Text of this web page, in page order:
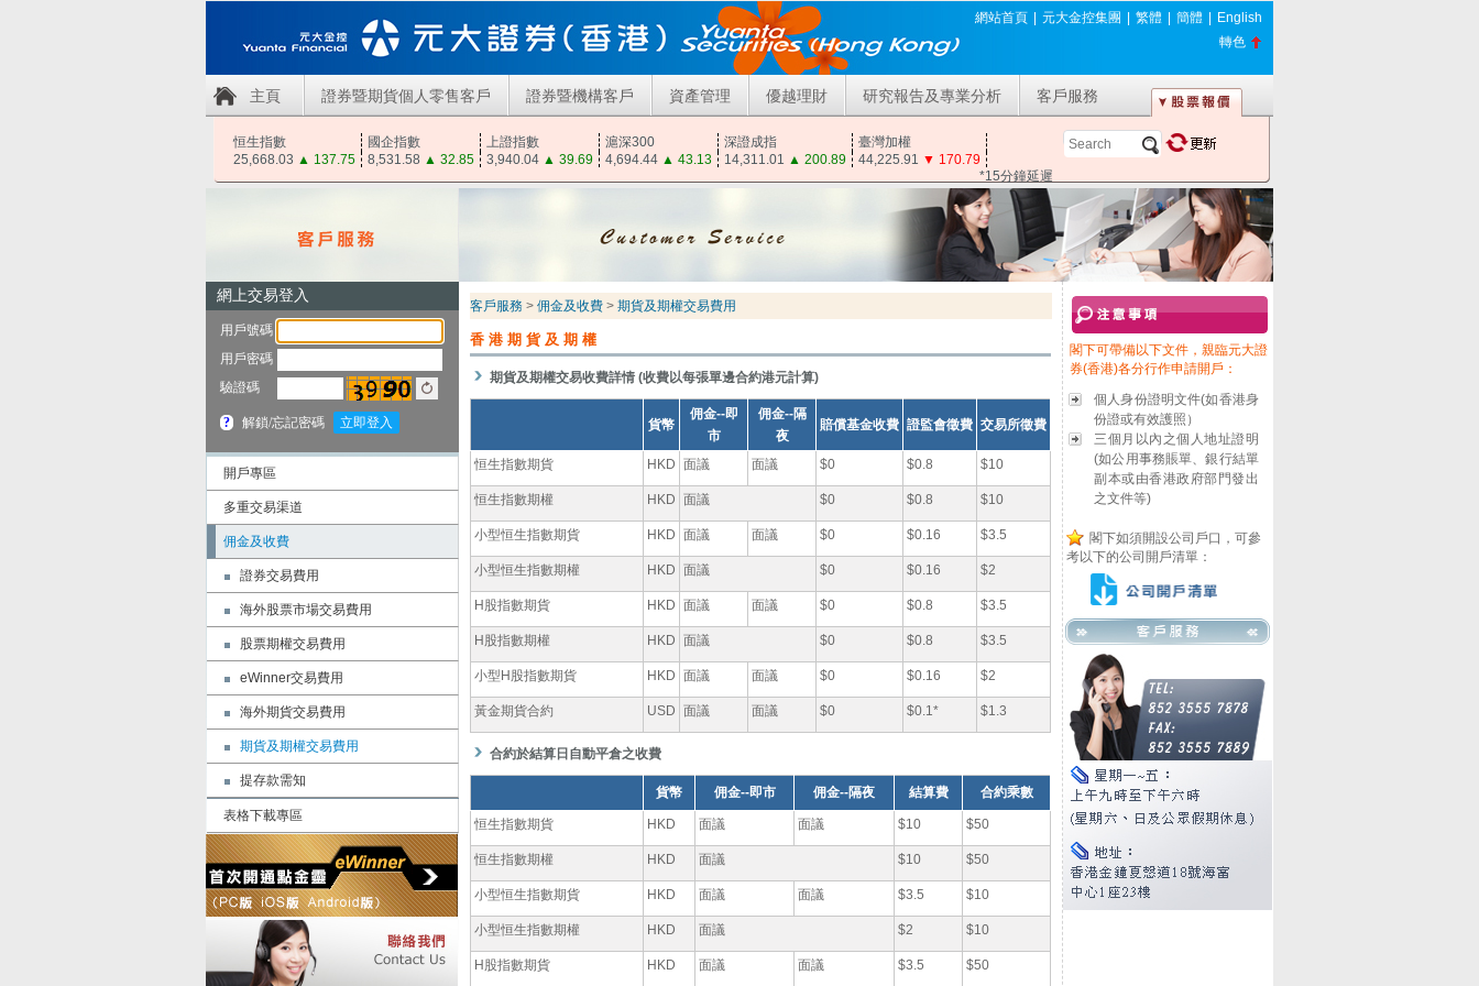
網站首頁 元大金控集團 繁體 簡體
English
轉色
主頁 證券暨期貨個人零售客戶 證券暨機構客戶 資產管理 優越理財 研究報告及專業分析 客戶服務
恒生指數 國企指數 上證指數 滬深300 深證成指
臺灣加權
25,668.03 ▲ 137.75 8,531.58 ▲ 32.85 3,940.04 ▲ 39.69 4,694.44 ▲ 43.13 14,311.01 ▲ 200.89 44,225.91 ▼ 170.79
*15分鐘延遲
開戶專區
多重交易渠道
佣金及收費
證券交易費用
海外股票市場交易費用
股票期權交易費用
eWinner交易費用
海外期貨交易費用
期貨及期權交易費用
提存款需知
表格下載專區
客戶服務 > 佣金及收費 > 期貨及期權交易費用
香港期貨及期權
期貨及期權交易收費詳情 (收費以每張單邊合約港元計算)
貨幣
佣金--即
市
佣金--隔
夜
賠償基金收費 證監會徵費 交易所徵費
恒生指數期貨 HKD 面議 面議 $0 $0.8 $10
恒生指數期權 HKD 面議 $0 $0.8 $10
小型恒生指數期貨 HKD 面議 面議 $0 $0.16 $3.5
小型恒生指數期權 HKD 面議 $0 $0.16 $2
H股指數期貨 HKD 面議 面議 $0 $0.8 $3.5
H股指數期權 HKD 面議 $0 $0.8 $3.5
小型H股指數期貨 HKD 面議 面議 $0 $0.16 $2
黃金期貨合約 USD 面議 面議 $0 $0.1* $1.3
合約於結算日自動平倉之收費
貨幣 佣金--即市 佣金--隔夜 結算費 合約乘數
恒生指數期貨 HKD 面議 面議 $10 $50
恒生指數期權 HKD 面議 $10 $50
小型恒生指數期貨 HKD 面議 面議 $3.5 $10
小型恒生指數期權 HKD 面議 $2 $10
H股指數期貨 HKD 面議 面議 $3.5 $50
閣下可帶備以下文件，親臨元大證
券(香港)各分行作申請開戶：
個人身份證明文件(如香港身
份證或有效護照）
三個月以內之個人地址證明
(如公用事務賬單、銀行結單
副本或由香港政府部門發出
之文件等)
閣下如須開設公司戶口，可參
考以下的公司開戶清單：